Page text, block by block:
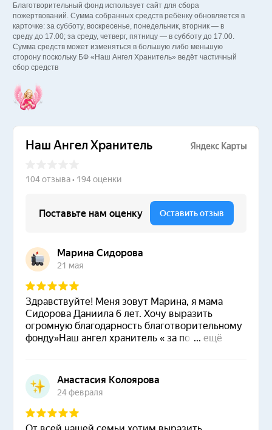
Благотворительный фонд использует сайт для сбора
пожертвований. Сумма собранных средств ребёнку обновляется в
карточке: за субботу, воскресенье, понедельник, вторник — в
среду до 17.00; за среду, четверг, пятницу — в субботу до 17.00.
Сумма средств может изменяться в большую либо меньшую
сторону поскольку БФ «Наш Ангел Хранитель» ведёт частичный
сбор средств